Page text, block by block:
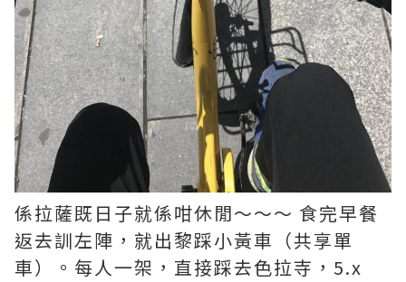
係拉薩既日子就係咁休閒～～～ 食完早餐
返去訓左陣，就出黎踩小黃車（共享單
車）。每人一架，直接踩去色拉寺，5.x